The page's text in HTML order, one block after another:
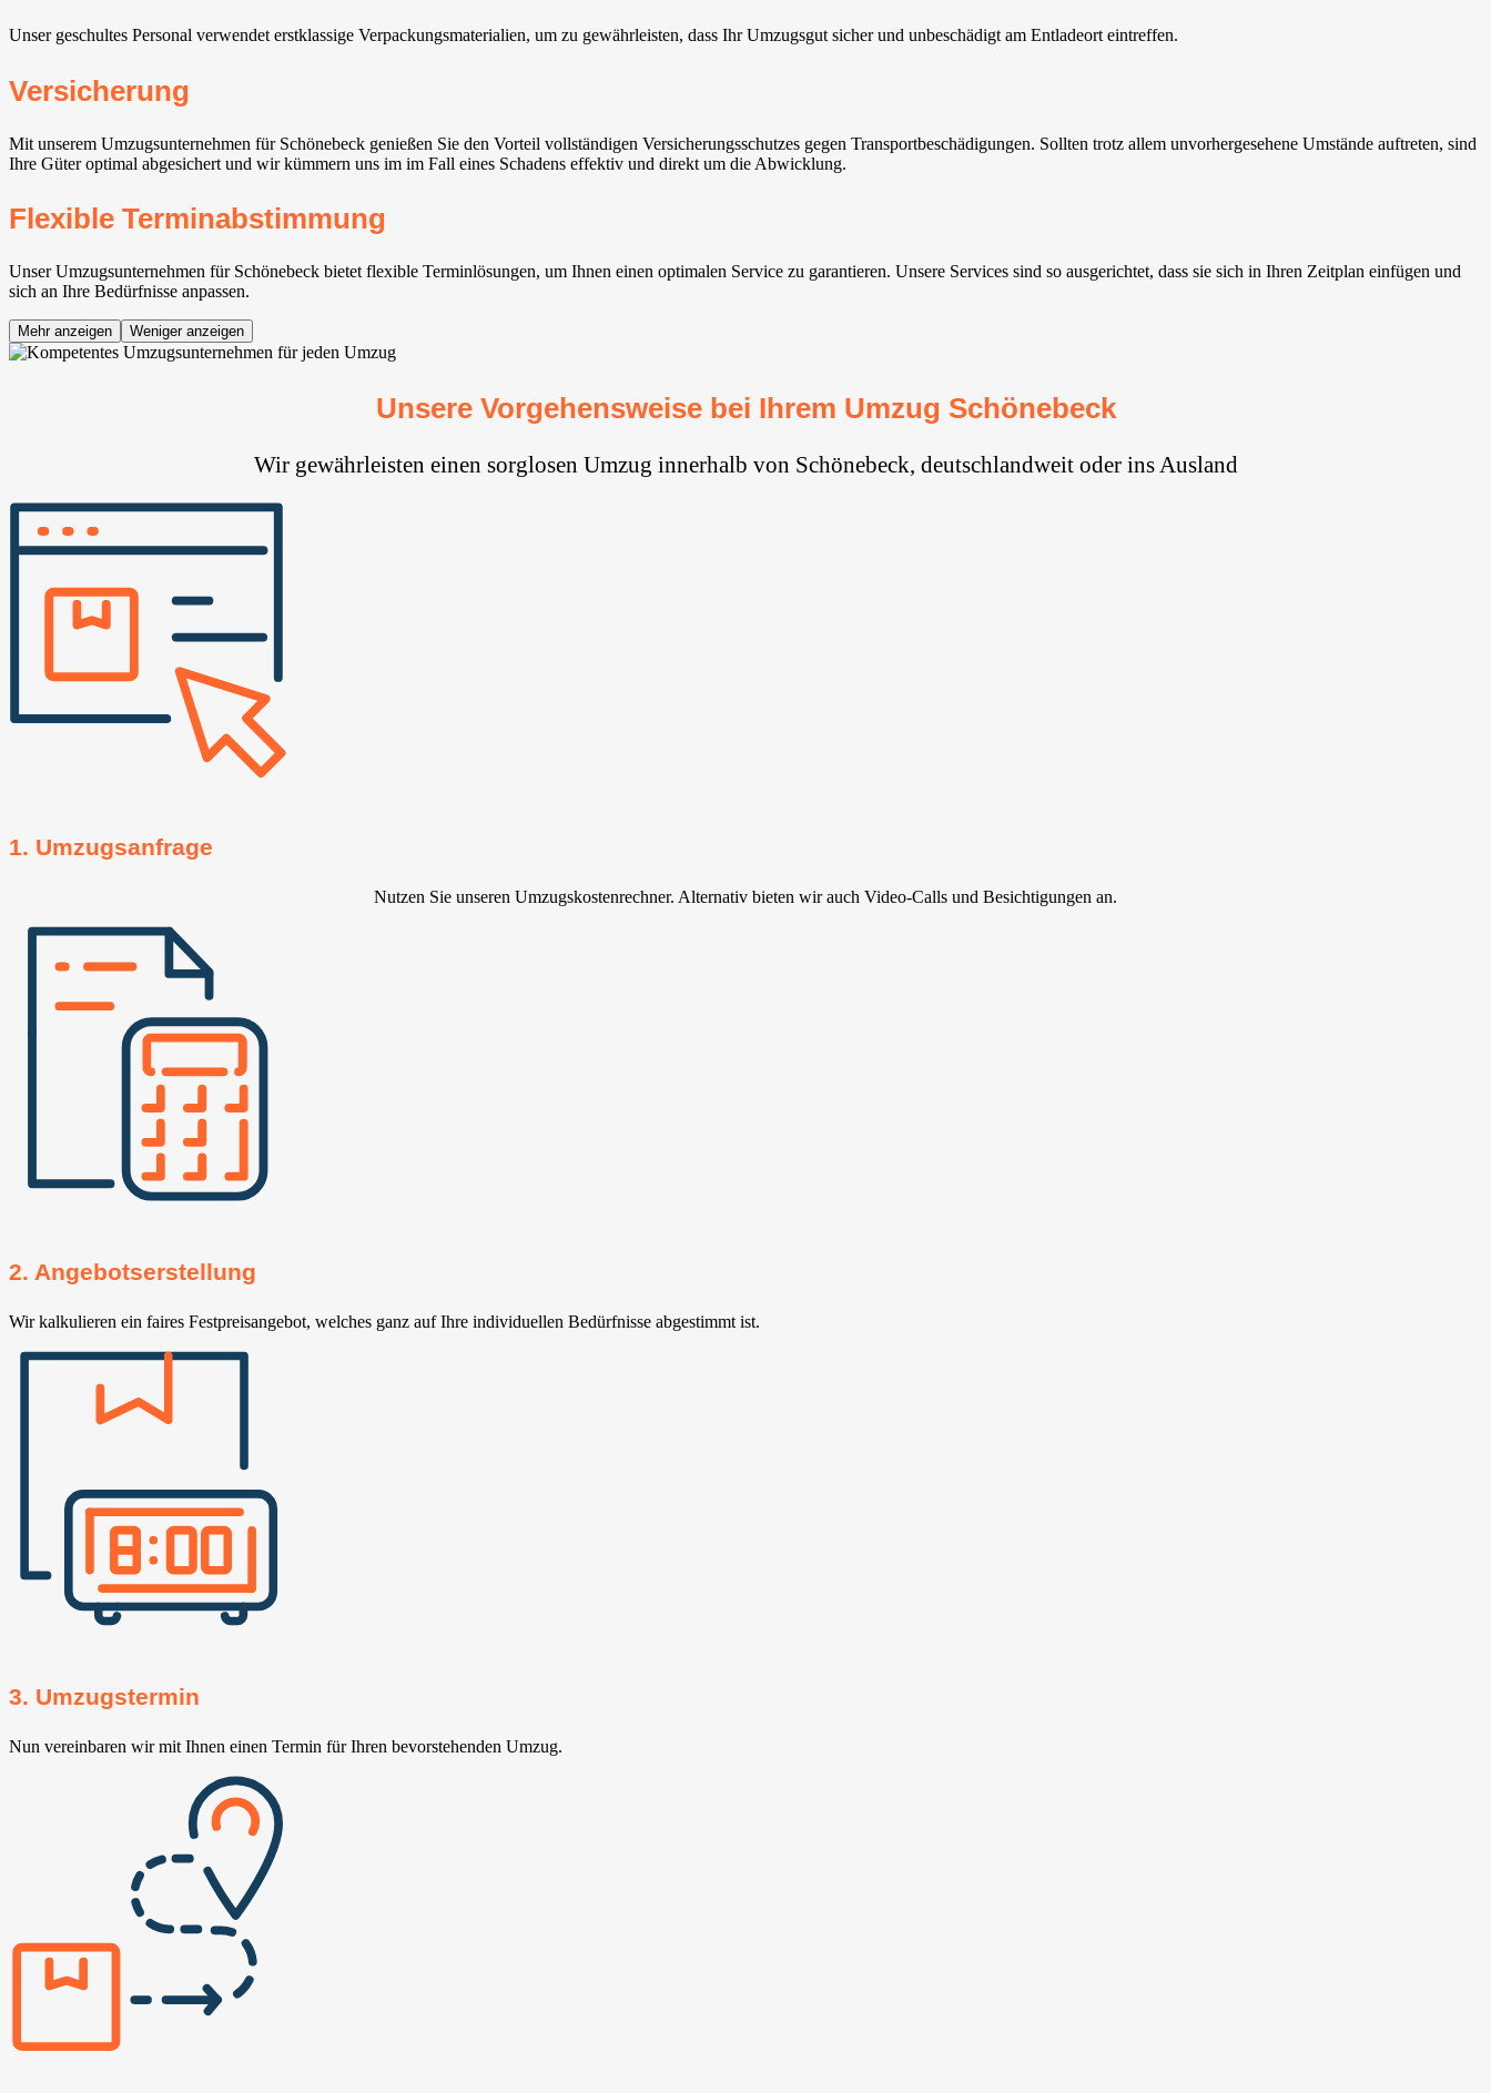
Unser geschultes Personal verwendet erstklassige Verpackungsmaterialien, um zu gewährleisten, dass Ihr Umzugsgut sicher und unbeschädigt am Entladeort eintreffen.
Versicherung
Mit unserem Umzugsunternehmen für Schönebeck genießen Sie den Vorteil vollständigen Versicherungsschutzes gegen Transportbeschädigungen. Sollten trotz allem unvorhergesehene Umstände auftreten, sind
Ihre Güter optimal abgesichert und wir kümmern uns im im Fall eines Schadens effektiv und direkt um die Abwicklung.
Flexible Terminabstimmung
Unser Umzugsunternehmen für Schönebeck bietet flexible Terminlösungen, um Ihnen einen optimalen Service zu garantieren. Unsere Services sind so ausgerichtet, dass sie sich in Ihren Zeitplan einfügen und
sich an Ihre Bedürfnisse anpassen.
Mehr anzeigen Weniger anzeigen
Unsere Vorgehensweise bei Ihrem Umzug Schönebeck
Wir gewährleisten einen sorglosen Umzug innerhalb von Schönebeck, deutschlandweit oder ins Ausland
1. Umzugsanfrage
Nutzen Sie unseren Umzugskostenrechner. Alternativ bieten wir auch Video-Calls und Besichtigungen an.
2. Angebotserstellung
Wir kalkulieren ein faires Festpreisangebot, welches ganz auf Ihre individuellen Bedürfnisse abgestimmt ist.
3. Umzugstermin
Nun vereinbaren wir mit Ihnen einen Termin für Ihren bevorstehenden Umzug.